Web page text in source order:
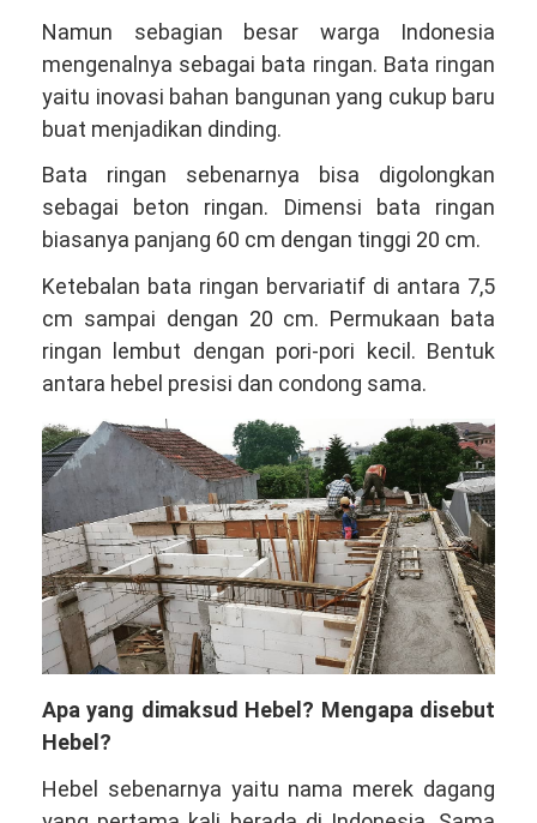
Namun sebagian besar warga Indonesia
mengenalnya sebagai bata ringan. Bata ringan
yaitu inovasi bahan bangunan yang cukup baru
buat menjadikan dinding.
Bata ringan sebenarnya bisa digolongkan
sebagai beton ringan. Dimensi bata ringan
biasanya panjang 60 cm dengan tinggi 20 cm.
Ketebalan bata ringan bervariatif di antara 7,5
cm sampai dengan 20 cm. Permukaan bata
ringan lembut dengan pori-pori kecil. Bentuk
antara hebel presisi dan condong sama.
Apa yang dimaksud Hebel? Mengapa disebut
Hebel?
Hebel sebenarnya yaitu nama merek dagang